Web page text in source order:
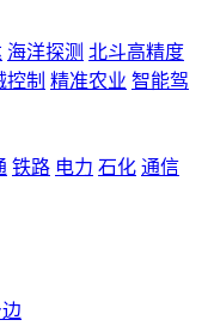
海洋探测 北斗高精度
控制 精准农业 智能驾
铁路 电力 石化 通信